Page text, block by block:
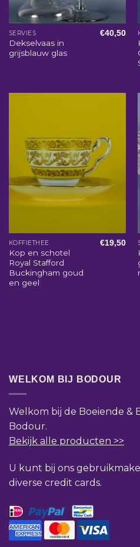
SERVIES
Dekselvaas in
grijsblauw glas
€40,50
KOFFIETHEE
Kop en schotel
Royal Stafford
Buckingham goud
en geel
€19,50
WELKOM BIJ BODOUR
Welkom bij de Boeiende &
Bodour.
Bekijk alle producten >>
U kunt bij ons
diverse credit cards.